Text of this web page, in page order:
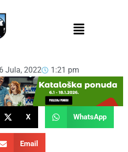
6 Jula, 2022 1:21 pm
X WhatsApp
Email